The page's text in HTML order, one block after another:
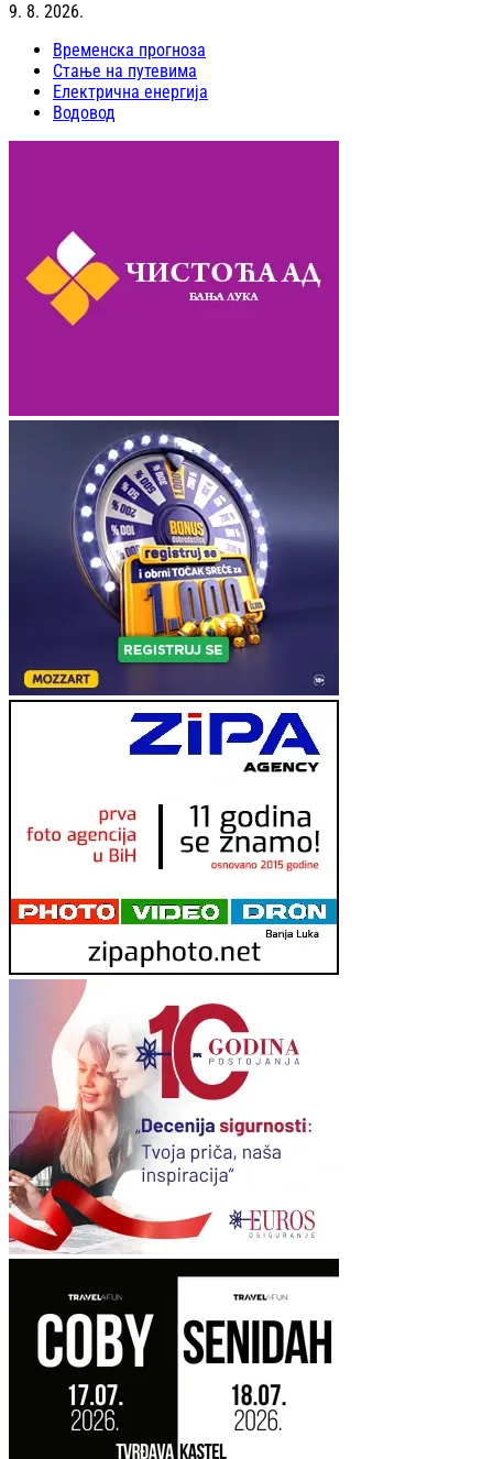
9. 8. 2026.
Временска прогноза
Стање на путевима
Електрична енергија
Водовод